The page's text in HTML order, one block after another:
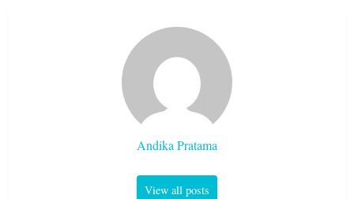
Andika Pratama
View all posts